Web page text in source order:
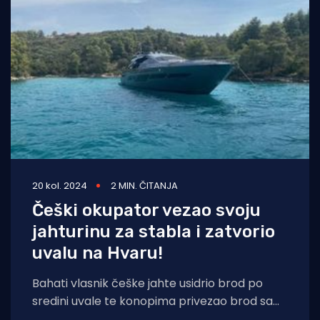
20 kol. 2024 2 MIN. ČITANJA
Češki okupator vezao svoju
jahturinu za stabla i zatvorio
uvalu na Hvaru!
Bahati vlasnik češke jahte usidrio brod po
sredini uvale te konopima privezao brod sa